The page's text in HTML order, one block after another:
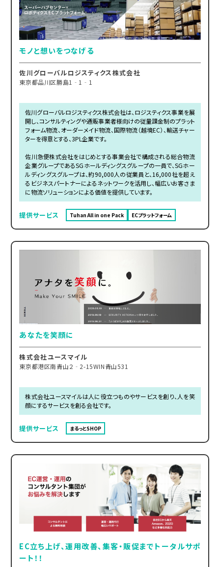
モノと想いをつなげる
佐川グローバルロジスティクス株式会社
東京都品川区勝島1‐1‐1
佐川グローバルロジスティクス株式会社は、ロジスティクス事業を展
開し、コンサルティングや通販事業者様向けの従量課金制のプラット
フォーム物流、オーダーメイド物流、国際物流（越境EC）、輸送チャー
ターを得意とする、3PL企業です。
佐川急便株式会社をはじめとする事業会社で構成される総合物流
企業グループであるSGホールディングスグループの一員で、SGホー
ルディングスグループは、約90,000人の従業員と、16,000社を超え
るビジネスパートナーによるネットワークを活用し、幅広いお客さま
に物流ソリューションによる価値を提供しています。
提供サービス Tuhan All in one Pack ECプラットフォーム
あなたを笑顔に
株式会社ユースマイル
東京都港区南青山２‐2-15WIN青山531
株式会社ユースマイルは人に役立つものやサービスを創り、人を笑
顔にするサービスを創る会社です。
提供サービス まるっとSHOP
EC立ち上げ、運用改善、集客・販促までトータルサポ
ート！！